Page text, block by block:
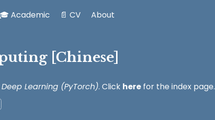
🎓 Academic 📄 CV About
[Chinese]
Learning (PyTorch). Click here for the index page.